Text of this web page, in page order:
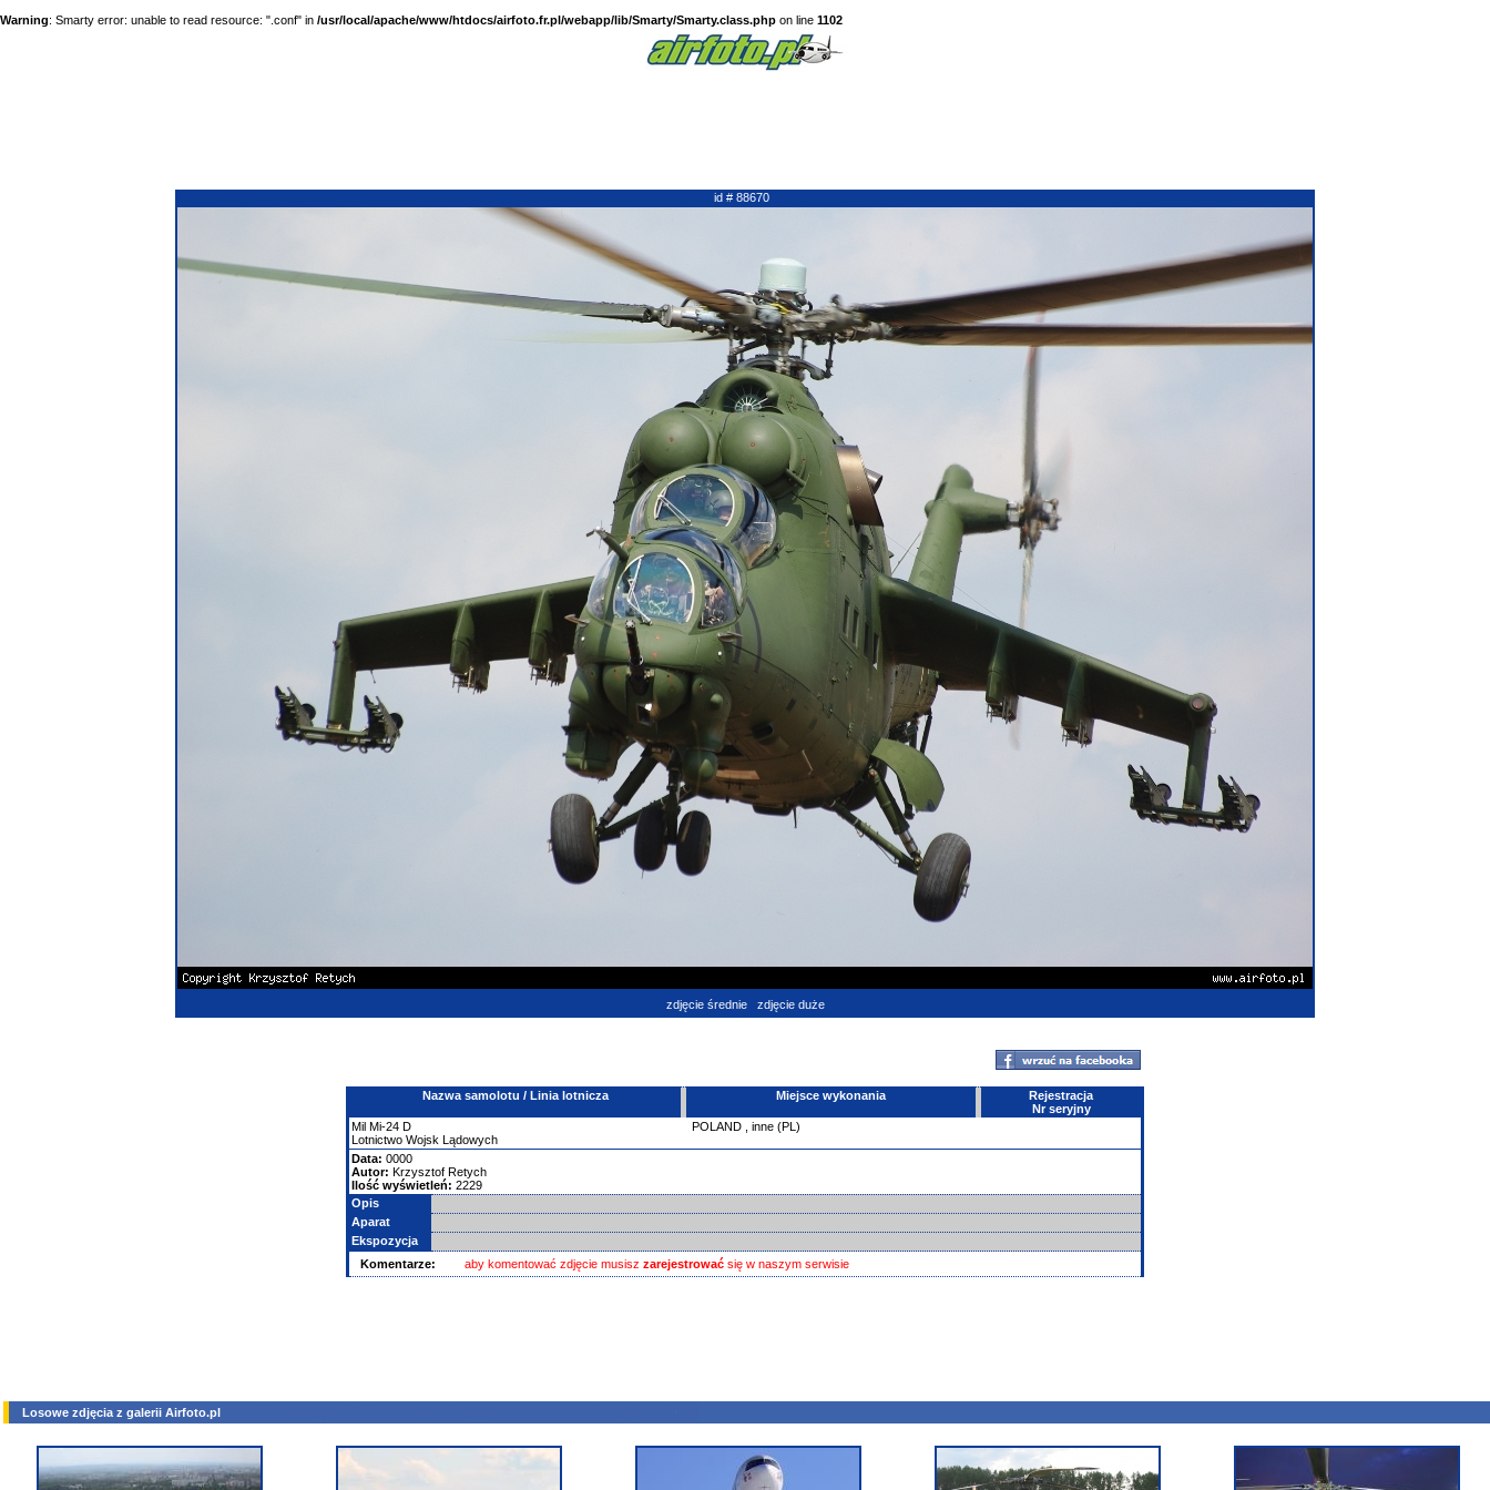
Warning: Smarty error: unable to read resource: ".conf" in /usr/local/apache/www/htdocs/airfoto.fr.pl/webapp/lib/Smarty/Smarty.class.php on line 1102
id # 88670
zdjęcie średnie zdjęcie duże
Nazwa samolotu / Linia lotnicza Miejsce wykonania
Rejestracja
Nr seryjny
Mil Mi-24 D
Lotnictwo Wojsk Lądowych
POLAND inne (PL)
Data: 0000
Autor: Krzysztof Retych
Ilość wyświetleń: 2229
Opis
Aparat
Ekspozycja
Komentarze:
aby komentować zdjęcie musisz zarejestrować się w naszym serwisie
Losowe zdjęcia z galerii Airfoto.pl